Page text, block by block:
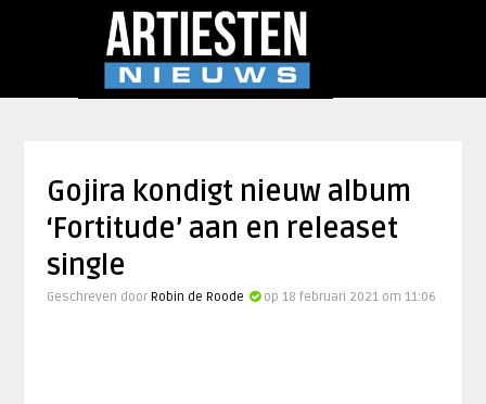
Gojira kondigt nieuw album
‘Fortitude’ aan en releaset
single
Geschreven door Robin de Roode op 18 februari 2021 om 11:06